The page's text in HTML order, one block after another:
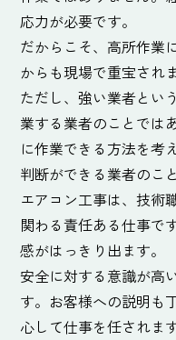
応力が必要です。
だからこそ、高所作業
からも現場で重宝され
ただし、強い業者とい
業する業者のことでは
に作業できる方法を考
判断ができる業者のこ
エアコン工事は、技術
関わる責任ある仕事で
感がはっきり出ます。
安全に対する意識が高
す。お客様への説明も
心して仕事を任されます